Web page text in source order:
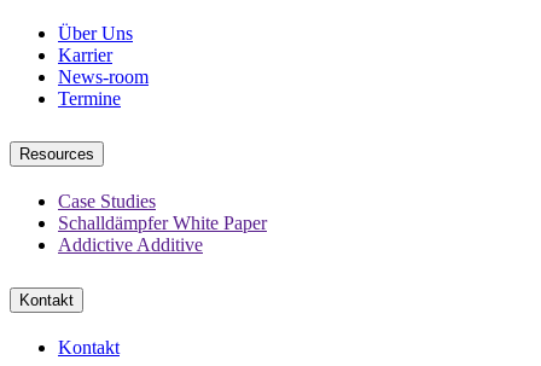
Über Uns
Karrier
News-room
Termine
Resources
Case Studies
Schalldämpfer White Paper
Addictive Additive
Kontakt
Kontakt